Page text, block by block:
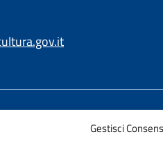
Gestisci